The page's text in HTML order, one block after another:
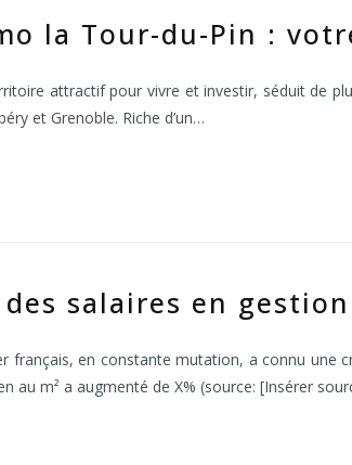
la Tour-du-Pin :
attractif pour vivre et investir, séduit de
et Grenoble. Riche d’un…
salaires en
français, en constante mutation, a connu une
au m² a augmenté de X% (source: [Insérer